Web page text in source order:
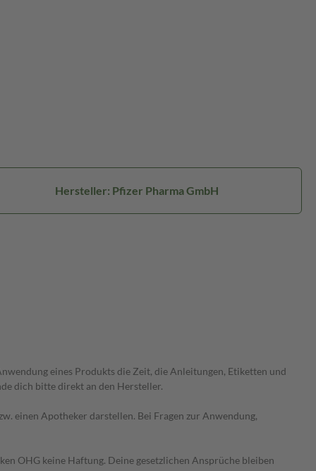
Hersteller: Pfizer Pharma GmbH
eines Produkts die Zeit, die Anleitungen, Etiketten und
dich bitte direkt an den Hersteller.
einen Apotheker darstellen. Bei Fragen zur Anwendung,
OHG keine Haftung. Deine gesetzlichen Ansprüche bleiben